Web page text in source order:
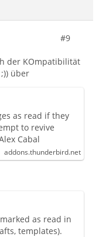
#9
der KOmpatibilität
über
as read if they
to revive
Cabal
addons.thunderbird.net
as read in
templates).